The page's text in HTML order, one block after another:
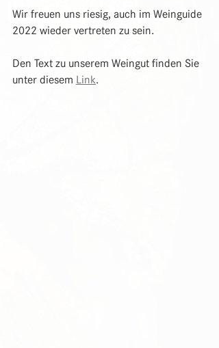
Wir freuen uns riesig, auch im Weinguide
2022 wieder vertreten zu sein.
Den Text zu unserem Weingut finden Sie
unter diesem Link.